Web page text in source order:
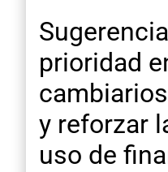
prioridad
y reforzar
uso de